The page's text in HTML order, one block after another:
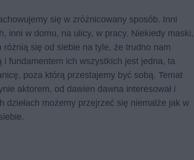
się w zróżnicowany sposób. Inni
inni w domu, na ulicy, w pracy. Niekiedy maski,
się od siebie na tyle, że trudno nam
fundamentem ich wszystkich jest jedna, ta
poza którą przestajemy być sobą. Temat
aktorem, od dawien dawna interesował i
dziełach możemy przejrzeć się niemalże jak w